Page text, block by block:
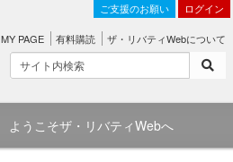
ご支援のお願い ログイン
MY PAGE 有料購読 ザ・リバティWebについて
ようこそザ・リバティWebへ